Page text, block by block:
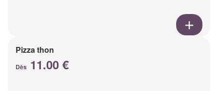
Pizza thon
Dès 11.00 €